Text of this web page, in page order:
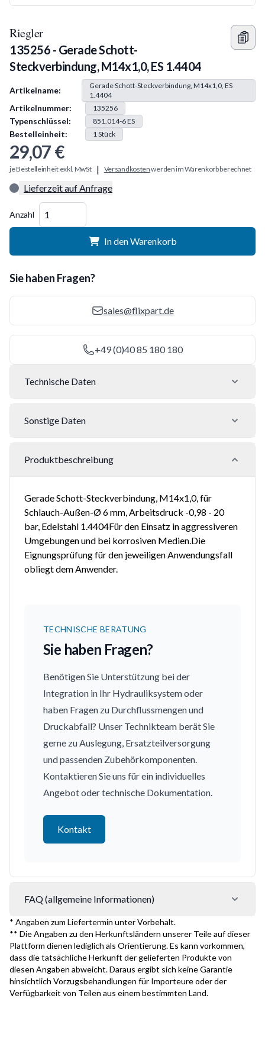
Riegler
135256 - Gerade Schott-
Steckverbindung, M14x1,0, ES 1.4404
Produkt Information
Artikelname:
Gerade Schott-Steckverbindung, M14x1,0, ES
1.4404
Artikelnummer: 135256
Typenschlüssel: 851.014-6 ES
Bestelleinheit: 1Stück
29,07 €
je Bestelleinheit exkl. MwSt | Versandkostenwerden im Warenkorb berechnet
Lieferzeit auf Anfrage
Anzahl
In den Warenkorb
Sie haben Fragen?
sales@flixpart.de
+49 (0)40 85 180 180
Technische Daten
Sonstige Daten
Produktbeschreibung
Gerade Schott-Steckverbindung, M14x1,0, für
Schlauch-Außen-Ø 6 mm, Arbeitsdruck -0,98 - 20
bar, Edelstahl 1.4404Für den Einsatz in aggressiveren
Umgebungen und bei korrosiven Medien.Die
Eignungsprüfung für den jeweiligen Anwendungsfall
obliegt dem Anwender.
TECHNISCHE BERATUNG
Sie haben Fragen?
Benötigen Sie Unterstützung bei der
Integration in Ihr Hydrauliksystem oder
haben Fragen zu Durchflussmengen und
Druckabfall? Unser Technikteam berät Sie
gerne zu Auslegung, Ersatzteilversorgung
und passenden Zubehörkomponenten.
Kontaktieren Sie uns für ein individuelles
Angebot oder technische Dokumentation.
Kontakt
FAQ (allgemeine Informationen)
* Angaben zum Liefertermin unter Vorbehalt.
** Die Angaben zu den Herkunftsländern unserer Teile auf dieser
Plattform dienen lediglich als Orientierung. Es kann vorkommen,
dass die tatsächliche Herkunft der gelieferten Produkte von
diesen Angaben abweicht. Daraus ergibt sich keine Garantie
hinsichtlich Vorzugsbehandlungen für Importeure oder der
Verfügbarkeit von Teilen aus einem bestimmten Land.